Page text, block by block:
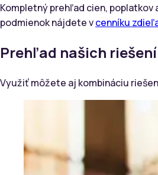
Kompletný prehľad cien, poplatkov
podmienok nájdete vcenníku
Prehľad našich riešení
Využiť môžete aj kombináciu